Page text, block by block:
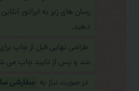
رسان های زیر به اپراتور
دهید.
طراحی نهایی قبل از چاپ
شد و پس از تایید چاپ می
در صورت نیاز به سفارشی